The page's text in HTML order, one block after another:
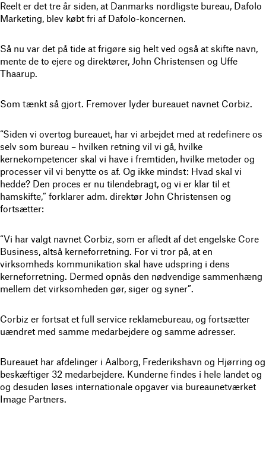
Reelt er det tre år siden, at Danmarks nordligste bureau, Dafolo
Marketing, blev købt fri af Dafolo-koncernen.
Så nu var det på tide at frigøre sig helt ved også at skifte navn,
mente de to ejere og direktører, John Christensen og Uffe
Thaarup.
Som tænkt så gjort. Fremover lyder bureauet navnet Corbiz.
“Siden vi overtog bureauet, har vi arbejdet med at redefinere os
selv som bureau – hvilken retning vil vi gå, hvilke
kernekompetencer skal vi have i fremtiden, hvilke metoder og
processer vil vi benytte os af. Og ikke mindst: Hvad skal vi
hedde? Den proces er nu tilendebragt, og vi er klar til et
hamskifte,” forklarer adm. direktør John Christensen og
fortsætter:
“Vi har valgt navnet Corbiz, som er afledt af det engelske Core
Business, altså kerneforretning. For vi tror på, at en
virksomheds kommunikation skal have udspring i dens
kerneforretning. Dermed opnås den nødvendige sammenhæng
mellem det virksomheden gør, siger og syner”.
Corbiz er fortsat et full service reklamebureau, og fortsætter
uændret med samme medarbejdere og samme adresser.
Bureauet har afdelinger i Aalborg, Frederikshavn og Hjørring og
beskæftiger 32 medarbejdere. Kunderne findes i hele landet og
og desuden løses internationale opgaver via bureaunetværket
Image Partners.